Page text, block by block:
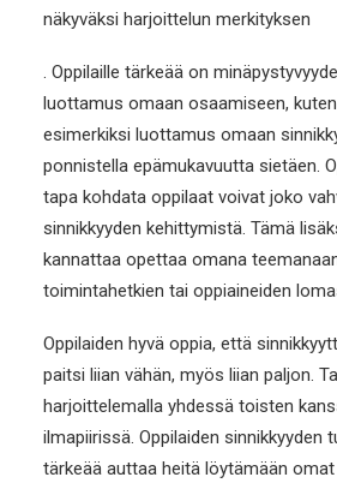
näkyväksi harjoittelun merkityksen
. Oppilaille tärkeää on
luottamus omaan osaamiseen,
esimerkiksi luottamus omaan
ponnistella epämukavuutta sietäen.
tapa kohdata oppilaat voivat joko
sinnikkyyden kehittymistä. Tämä
kannattaa opettaa omana
toimintahetkien tai oppiaineiden
Oppilaiden hyvä oppia, että
paitsi liian vähän, myös liian paljon.
harjoittelemalla yhdessä toisten
ilmapiirissä. Oppilaiden sinnikkyyden
tärkeää auttaa heitä löytämään omat